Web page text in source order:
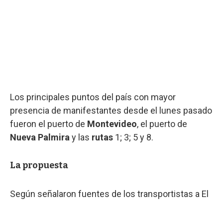
Los principales puntos del país con mayor
presencia de manifestantes desde el lunes pasado
fueron el puerto de Montevideo, el puerto de
Nueva Palmira y las rutas 1; 3; 5 y 8.
La propuesta
Según señalaron fuentes de los transportistas a El